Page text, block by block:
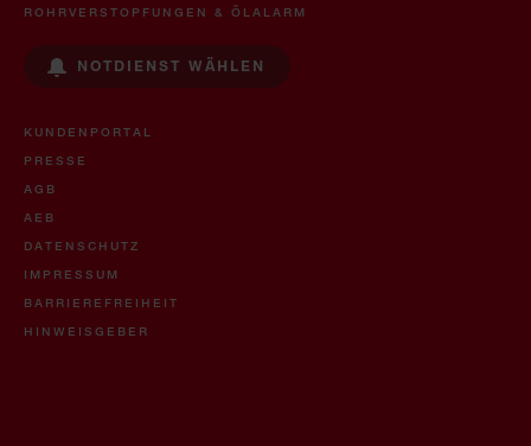
ROHRVERSTOPFUNGEN & ÖLALARM
NOTDIENST WÄHLEN
KUNDENPORTAL
PRESSE
AGB
AEB
DATENSCHUTZ
IMPRESSUM
BARRIEREFREIHEIT
HINWEISGEBER